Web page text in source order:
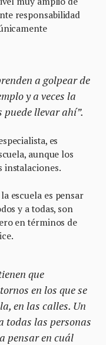
responsabilidad
a golpear de
y a veces la
llevar ahí”.
es
aunque los
instalaciones.
escuela es pensar
y a todas, son
en términos de
que
en los que se
en las calles. Un
todas las personas
pensar en cuál